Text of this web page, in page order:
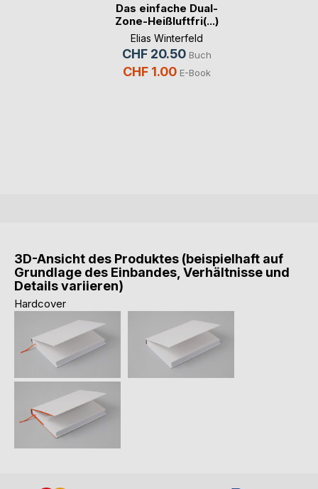
Das einfache Dual-
Zone-Heißluftfri(...)
Elias Winterfeld
CHF 20.50 Buch
CHF 1.00 E-Book
3D-Ansicht des Produktes (beispielhaft auf
Grundlage des Einbandes, Verhältnisse und
Details variieren)
Hardcover